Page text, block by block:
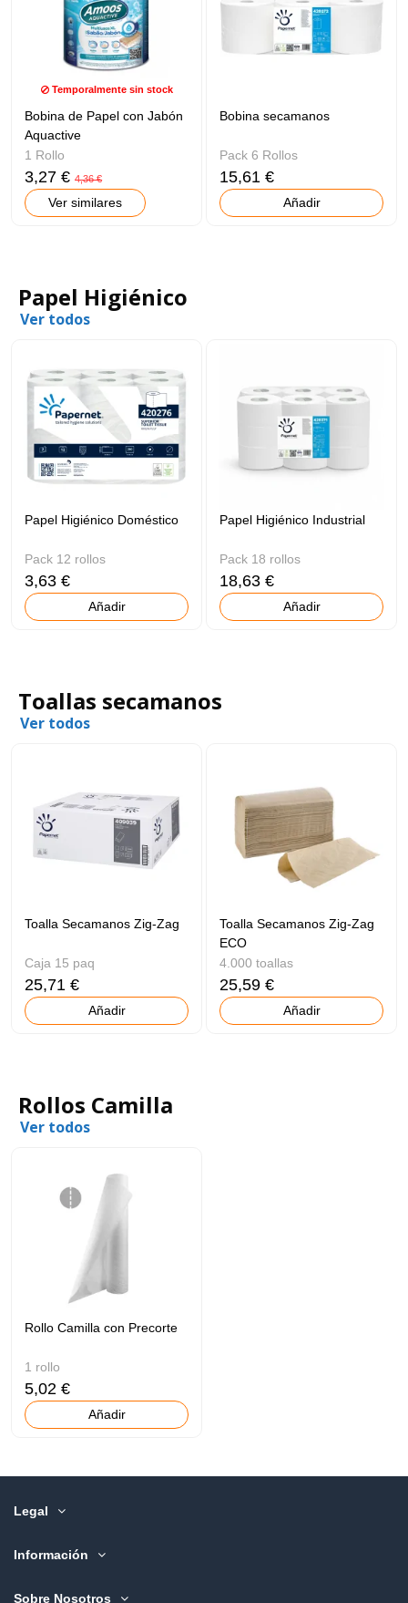
Temporalmente sin stock
Bobina de Papel con Jabón
Aquactive
1 Rollo
3,27 €4,36 €
Ver similares
Bobina secamanos
Pack 6 Rollos
15,61 €
Añadir
Papel Higiénico
Ver todos
Papel Higiénico Doméstico
Pack 12 rollos
3,63 €
Añadir
Papel Higiénico Industrial
Pack 18 rollos
18,63 €
Añadir
Toallas secamanos
Ver todos
Toalla Secamanos Zig-Zag
Caja 15 paq
25,71 €
Añadir
Toalla Secamanos Zig-Zag
ECO
4.000 toallas
25,59 €
Añadir
Rollos Camilla
Ver todos
Rollo Camilla con Precorte
1 rollo
5,02 €
Añadir
Legal
Información
Sobre Nosotros